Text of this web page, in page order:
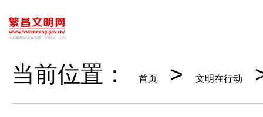
当前位置： 首页 > 文明在行动